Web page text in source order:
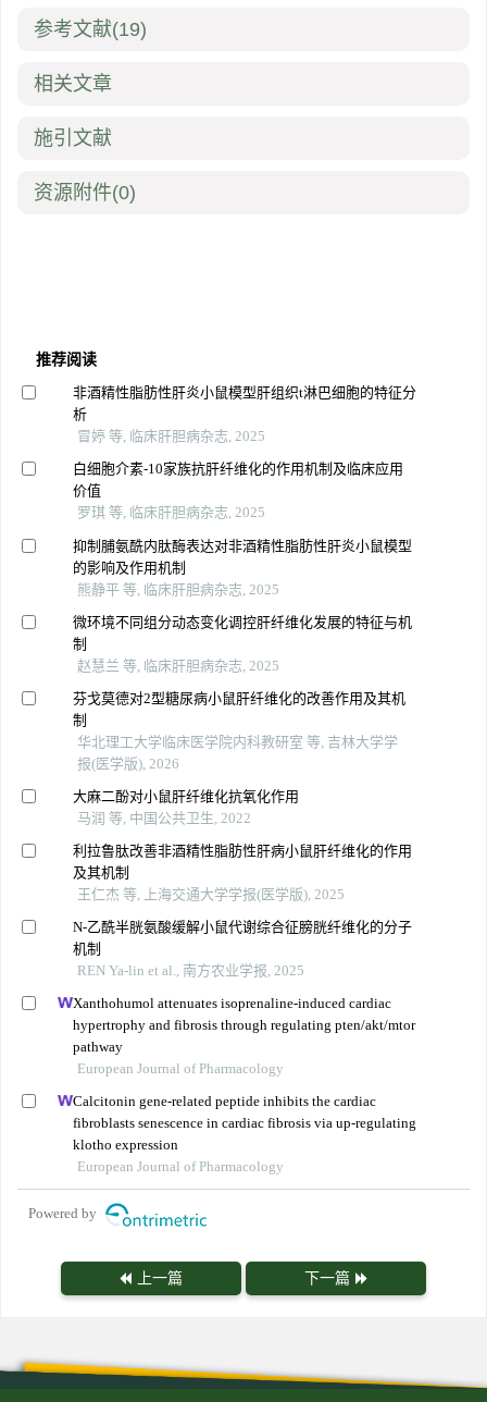
参考文献(19)
相关文章
施引文献
资源附件(0)
推荐阅读
非酒精性脂肪性肝炎小鼠模型肝组织t淋巴细胞的特征分
析
冒婷 等, 临床肝胆病杂志, 2025
白细胞介素-10家族抗肝纤维化的作用机制及临床应用
价值
罗琪 等, 临床肝胆病杂志, 2025
抑制脯氨酰内肽酶表达对非酒精性脂肪性肝炎小鼠模型
的影响及作用机制
熊静平 等, 临床肝胆病杂志, 2025
微环境不同组分动态变化调控肝纤维化发展的特征与机
制
赵慧兰 等, 临床肝胆病杂志, 2025
芬戈莫德对2型糖尿病小鼠肝纤维化的改善作用及其机
制
华北理工大学临床医学院内科教研室 等, 吉林大学学
报(医学版), 2026
大麻二酚对小鼠肝纤维化抗氧化作用
马润 等, 中国公共卫生, 2022
利拉鲁肽改善非酒精性脂肪性肝病小鼠肝纤维化的作用
及其机制
王仁杰 等, 上海交通大学学报(医学版), 2025
N-乙酰半胱氨酸缓解小鼠代谢综合征膀胱纤维化的分子
机制
REN Ya-lin et al., 南方农业学报, 2025
Xanthohumol attenuates isoprenaline-induced cardiac
hypertrophy and fibrosis through regulating pten/akt/mtor
pathway
European Journal of Pharmacology
Calcitonin gene-related peptide inhibits the cardiac
fibroblasts senescence in cardiac fibrosis via up-regulating
klotho expression
European Journal of Pharmacology
Powered by
上一篇 下一篇